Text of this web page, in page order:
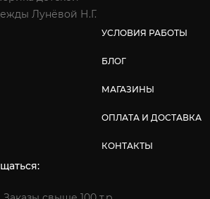
Лунёвой Н.Г.
УСЛОВИЯ РАБОТЫ
БЛОГ
МАГАЗИНЫ
ОПЛАТА И ДОСТАВКА
КОНТАКТЫ